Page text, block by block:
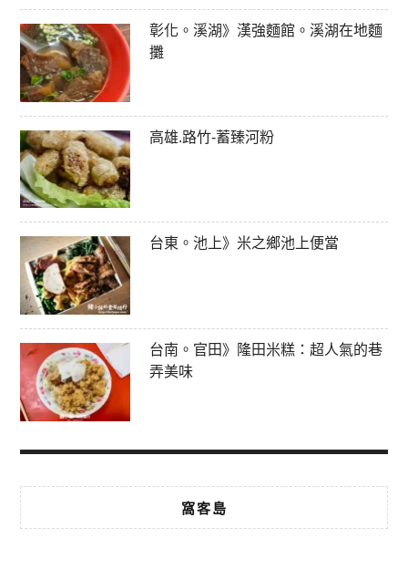
彰化。溪湖》漢強麵館。溪湖在地麵
攤
高雄.路竹-蓄臻河粉
台東。池上》米之鄉池上便當
台南。官田》隆田米糕：超人氣的巷
弄美味
窩客島